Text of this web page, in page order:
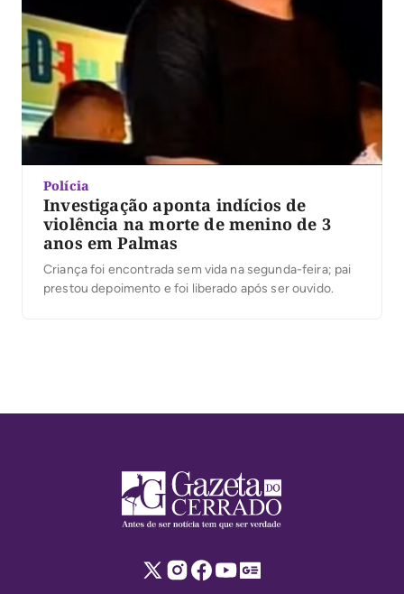
Polícia
Investigação aponta indícios de
violência na morte de menino de 3
anos em Palmas
Criança foi encontrada sem vida na segunda-feira; pai
prestou depoimento e foi liberado após ser ouvido.